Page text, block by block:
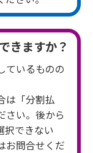
きますか？
ているものの
は「分割払
さい。後から
択できない
お問合せくだ